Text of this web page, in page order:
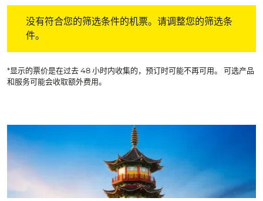
没有符合您的筛选条件的机票。请调整您的筛选条
件。
*显示的票价是在过去 48 小时内收集的，预订时可能不再可用。 可选产品
和服务可能会收取额外费用。